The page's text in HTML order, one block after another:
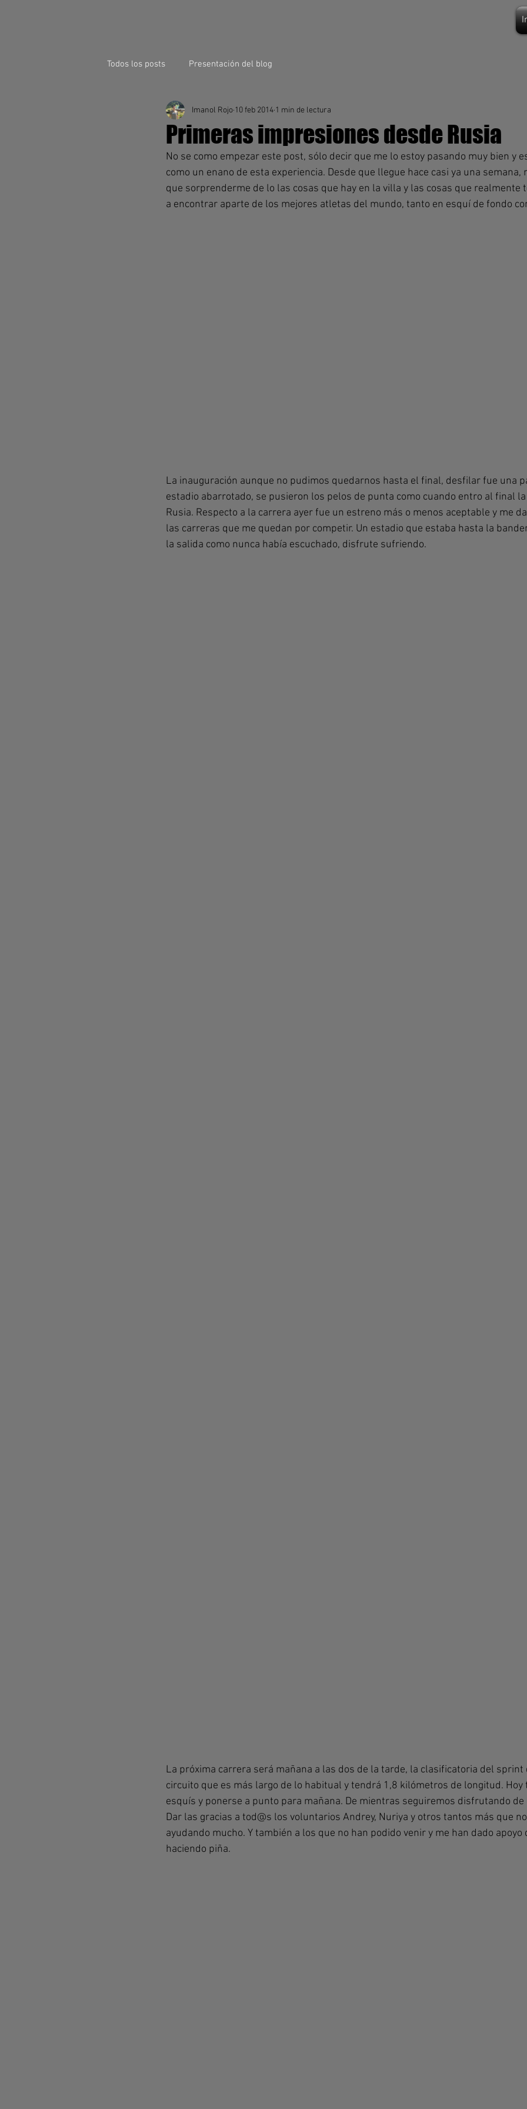
Todos los posts Presentación del blog
Primeras impresiones desde Rusia
Imanol Rojo 10 feb 2014 1 min de lectura
No se como empezar este post, sólo decir que me lo estoy pasando muy bien y
como un enano de esta experiencia. Desde que llegue hace casi ya una semana,
que sorprenderme de lo las cosas que hay en la villa y las cosas que realmente
a encontrar aparte de los mejores atletas del mundo, tanto en esquí de fondo
La inauguración aunque no pudimos quedarnos hasta el final, desfilar fue una
estadio abarrotado, se pusieron los pelos de punta como cuando entro al final
Rusia. Respecto a la carrera ayer fue un estreno más o menos aceptable y me
las carreras que me quedan por competir. Un estadio que estaba hasta la
la salida como nunca había escuchado, disfrute sufriendo.
La próxima carrera será mañana a las dos de la tarde, la clasificatoria del sprint
circuito que es más largo de lo habitual y tendrá 1,8 kilómetros de longitud. Hoy
esquís y ponerse a punto para mañana. De mientras seguiremos disfrutando de
Dar las gracias a tod@s los voluntarios Andrey, Nuriya y otros tantos más que
ayudando mucho. Y también a los que no han podido venir y me han dado apoyo
haciendo piña.